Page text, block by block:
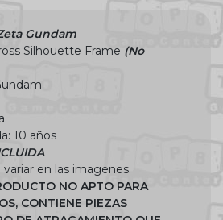
Gundam
Silhouette Frame (No
10 años
en las imagenes.
NO APTO PARA
CONTIENE PIEZAS